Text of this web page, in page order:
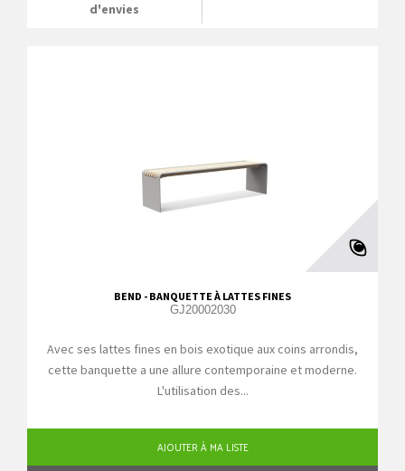
d'envies
BEND - BANQUETTE À LATTES FINES
GJ20002030
Avec ses lattes fines en bois exotique aux coins arrondis,
cette banquette a une allure contemporaine et moderne.
L'utilisation des...
AJOUTER À MA LISTE